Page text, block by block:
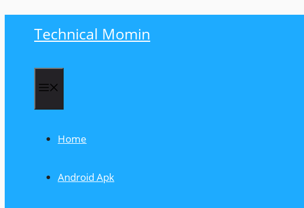
Technical Momin
Home
Android Apk